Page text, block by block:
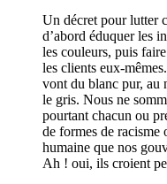
Un décret pour lutter
d’abord éduquer les
les couleurs, puis
les clients eux-
vont du blanc pur, au
le gris. Nous ne
pourtant chacun ou
de formes de racisme
humaine que nos
Ah ! oui, ils croient